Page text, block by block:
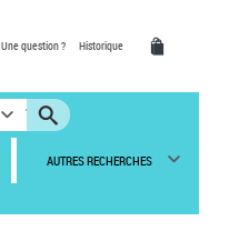
Une question ? Historique
AUTRES RECHERCHES